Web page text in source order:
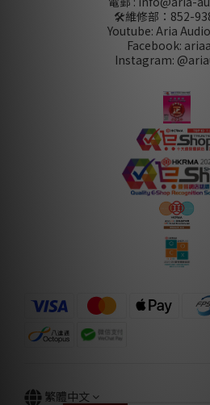
🛠️維修部： 852-
Youtube: Aria
Facebook:
Instagram:
繁體中文